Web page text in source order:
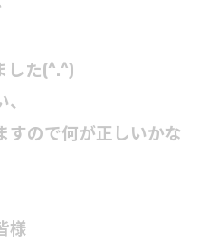
した(^.^)
すので何が正しいかな
様